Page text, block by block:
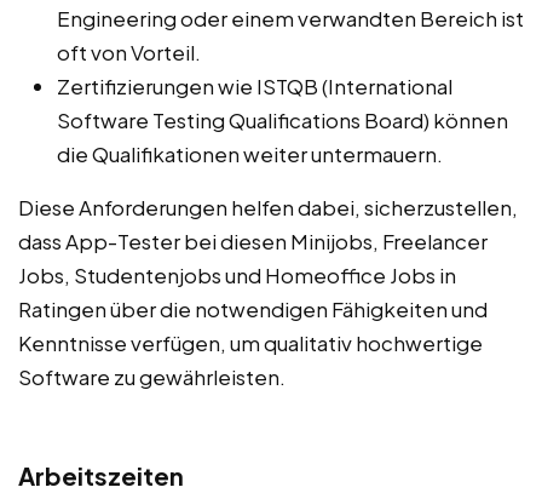
Engineering oder einem verwandten Bereich ist
oft von Vorteil.
Zertifizierungen wie ISTQB (International
Software Testing Qualifications Board) können
die Qualifikationen weiter untermauern.
Diese Anforderungen helfen dabei, sicherzustellen,
dass App-Tester bei diesen Minijobs, Freelancer
Jobs, Studentenjobs und Homeoffice Jobs in
Ratingen über die notwendigen Fähigkeiten und
Kenntnisse verfügen, um qualitativ hochwertige
Software zu gewährleisten.
Arbeitszeiten